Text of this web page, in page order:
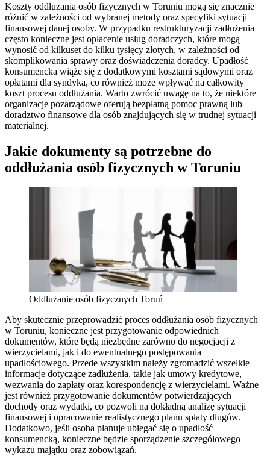
Koszty oddłużania osób fizycznych w Toruniu mogą się znacznie
różnić w zależności od wybranej metody oraz specyfiki sytuacji
finansowej danej osoby. W przypadku restrukturyzacji zadłużenia
często konieczne jest opłacenie usług doradczych, które mogą
wynosić od kilkuset do kilku tysięcy złotych, w zależności od
skomplikowania sprawy oraz doświadczenia doradcy. Upadłość
konsumencka wiąże się z dodatkowymi kosztami sądowymi oraz
opłatami dla syndyka, co również może wpływać na całkowity
koszt procesu oddłużania. Warto zwrócić uwagę na to, że niektóre
organizacje pozarządowe oferują bezpłatną pomoc prawną lub
doradztwo finansowe dla osób znajdujących się w trudnej sytuacji
materialnej.
Jakie dokumenty są potrzebne do
oddłużania osób fizycznych w Toruniu
Oddłużanie osób fizycznych Toruń
Aby skutecznie przeprowadzić proces oddłużania osób fizycznych
w Toruniu, konieczne jest przygotowanie odpowiednich
dokumentów, które będą niezbędne zarówno do negocjacji z
wierzycielami, jak i do ewentualnego postępowania
upadłościowego. Przede wszystkim należy zgromadzić wszelkie
informacje dotyczące zadłużenia, takie jak umowy kredytowe,
wezwania do zapłaty oraz korespondencję z wierzycielami. Ważne
jest również przygotowanie dokumentów potwierdzających
dochody oraz wydatki, co pozwoli na dokładną analizę sytuacji
finansowej i opracowanie realistycznego planu spłaty długów.
Dodatkowo, jeśli osoba planuje ubiegać się o upadłość
konsumencką, konieczne będzie sporządzenie szczegółowego
wykazu majątku oraz zobowiązań.